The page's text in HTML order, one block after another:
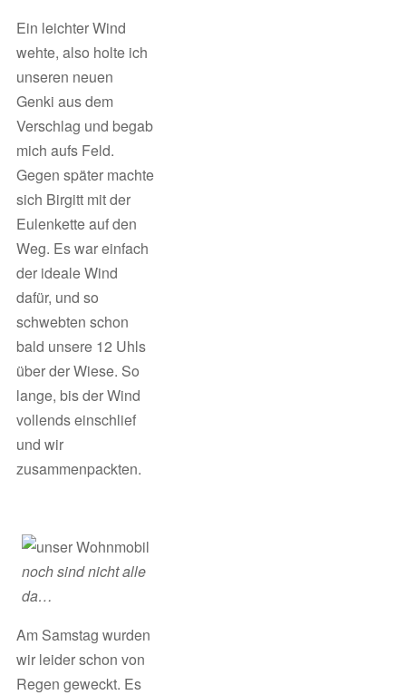
Ein leichter Wind
wehte, also holte ich
unseren neuen
Genki aus dem
Verschlag und begab
mich aufs Feld.
Gegen später machte
sich Birgitt mit der
Eulenkette auf den
Weg. Es war einfach
der ideale Wind
dafür, und so
schwebten schon
bald unsere 12 Uhls
über der Wiese. So
lange, bis der Wind
vollends einschlief
und wir
zusammenpackten.
noch sind nicht alle
da…
Am Samstag wurden
wir leider schon von
Regen geweckt. Es